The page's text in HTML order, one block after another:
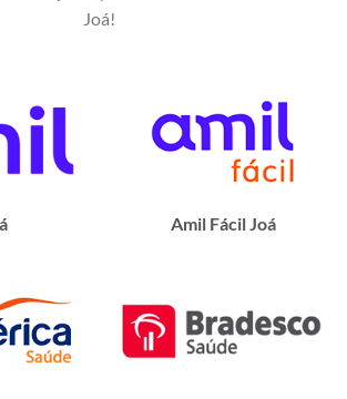
Joá!
Amil Fácil Joá